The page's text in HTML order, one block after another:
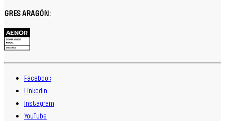
GRES ARAGÓN:
Facebook
LinkedIn
Instagram
YouTube